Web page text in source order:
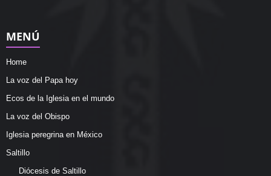
MENÚ
Home
La voz del Papa hoy
Ecos de la Iglesia en el mundo
La voz del Obispo
Iglesia peregrina en México
Saltillo
Diócesis de Saltillo